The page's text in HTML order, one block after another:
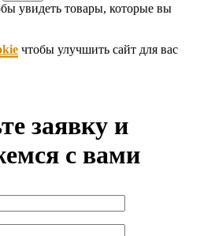
увидеть товары, которые вы
чтобы улучшить сайт для вас
заявку и
с вами